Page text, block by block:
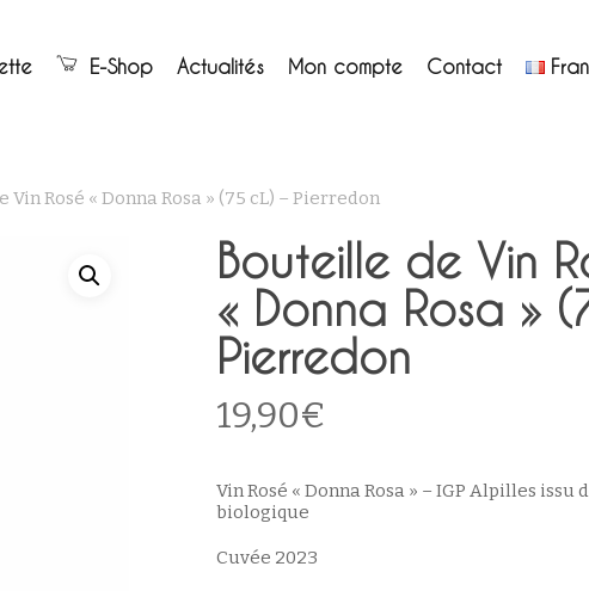
E-Shop Actualités Mon compte Contact
Panier
Rosé « Donna Rosa » (75 cL) – Pierredon
Bouteille de Vin
« Donna Rosa »
Pierredon
19,90€
Vin Rosé « Donna Rosa » – IGP Alpilles
biologique
Cuvée 2023